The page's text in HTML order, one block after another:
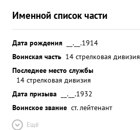
Именной список части
Дата рождения
__.__.1914
Воинская часть 14 стрелковая дивизия
Последнее место службы
14 стрелковая дивизия
Дата призыва
__.__.1932
Воинское звание ст. лейтенант
Ещё